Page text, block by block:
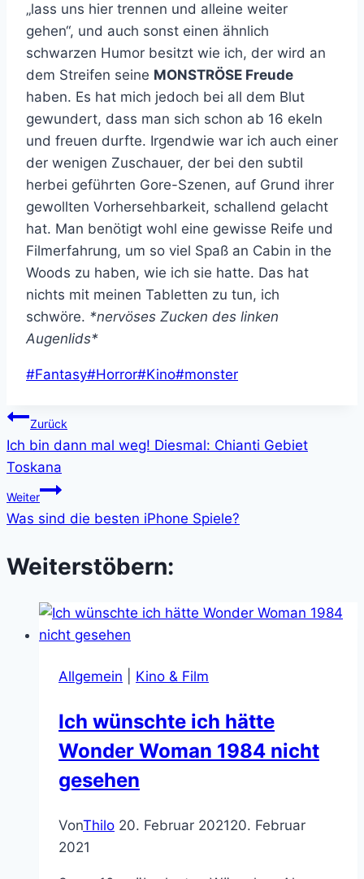
„lass uns hier trennen und alleine weiter
gehen“, und auch sonst einen ähnlich
schwarzen Humor besitzt wie ich, der wird an
dem Streifen seine MONSTRÖSE Freude
haben. Es hat mich jedoch bei all dem Blut
gewundert, dass man sich schon ab 16 ekeln
und freuen durfte. Irgendwie war ich auch einer
der wenigen Zuschauer, der bei den subtil
herbei geführten Gore-Szenen, auf Grund ihrer
gewollten Vorhersehbarkeit, schallend gelacht
hat. Man benötigt wohl eine gewisse Reife und
Filmerfahrung, um so viel Spaß an Cabin in the
Woods zu haben, wie ich sie hatte. Das hat
nichts mit meinen Tabletten zu tun, ich
schwöre. *nervöses Zucken des linken
Augenlids*
Schlagworte:
#Fantasy#Horror#Kino#monster
Beitragsnavigation
Zurück
Ich bin dann mal weg! Diesmal: Chianti Gebiet
Toskana
Weiter
Was sind die besten iPhone Spiele?
Weiterstöbern:
Allgemein Kino & Film
Ich wünschte ich hätte
Wonder Woman 1984 nicht
gesehen
VonThilo 20. Februar 202120. Februar
2021